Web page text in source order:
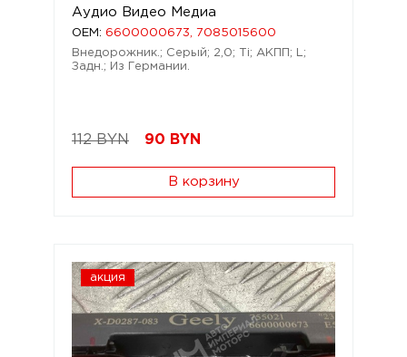
Аудио Видео Медиа
OEM: 6600000673, 7085015600
Внедорожник.; Серый; 2,0; Ti; АКПП; L;
Задн.; Из Германии.
112 BYN 90 BYN
В корзину
акция